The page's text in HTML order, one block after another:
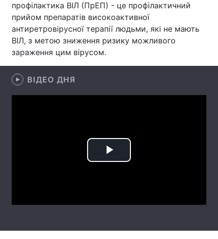
Цікавинки Погода
Екологія Регіони
Лонгріди
Відео з Youtube
профілактика ВІЛ (ПрЕП) - це профілактичний
прийом препаратів високоактивної
антиретровірусної терапії людьми, які не мають
ВІЛ, з метою зниження ризику можливого
зараження цим вірусом.
ВІДЕО ДНЯ
Play